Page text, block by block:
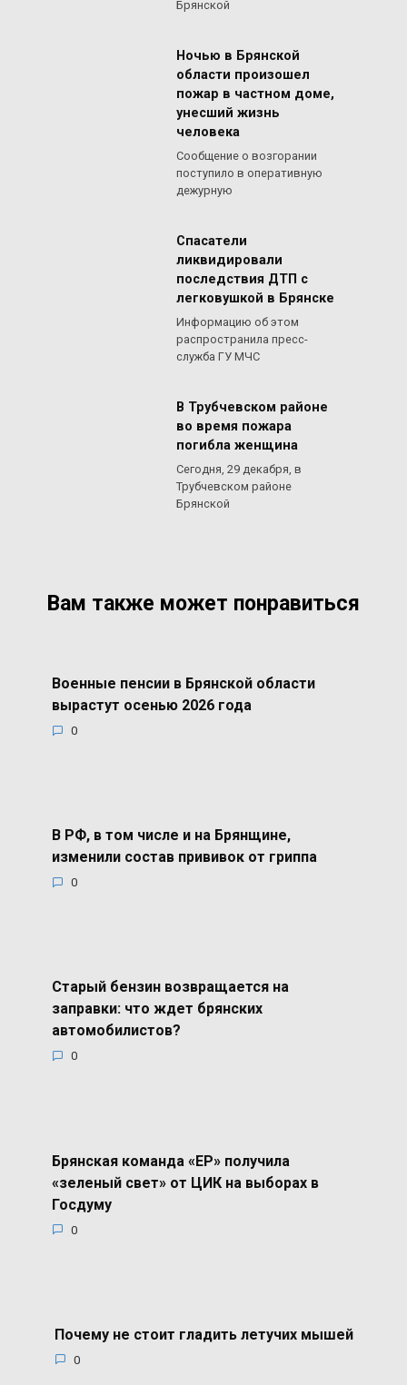
Брянской
Ночью в Брянской
области произошел
пожар в частном доме,
унесший жизнь
человека
Сообщение о возгорании
поступило в оперативную
дежурную
Спасатели
ликвидировали
последствия ДТП с
легковушкой в Брянске
Информацию об этом
распространила пресс-
служба ГУ МЧС
В Трубчевском районе
во время пожара
погибла женщина
Сегодня, 29 декабря, в
Трубчевском районе
Брянской
Вам также может понравиться
Военные пенсии в Брянской области
вырастут осенью 2026 года
0
В РФ, в том числе и на Брянщине,
изменили состав прививок от гриппа
0
Старый бензин возвращается на
заправки: что ждет брянских
автомобилистов?
0
Брянская команда «ЕР» получила
«зеленый свет» от ЦИК на выборах в
Госдуму
0
Почему не стоит гладить летучих мышей
0